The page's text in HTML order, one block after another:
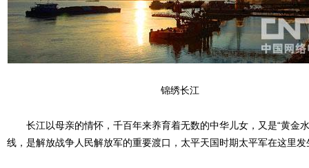
锦绣长江
长江以母亲的情怀，千百年来养育着无数的中华儿女，又是“黄金
线，是解放战争人民解放军的重要渡口，太平天国时期太平军在这里